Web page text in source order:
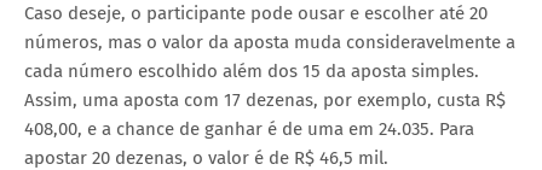
Caso deseje, o participante pode ousar e escolher até 20
números, mas o valor da aposta muda consideravelmente a
cada número escolhido além dos 15 da aposta simples.
Assim, uma aposta com 17 dezenas, por exemplo, custa R$
408,00, e a chance de ganhar é de uma em 24.035. Para
apostar 20 dezenas, o valor é de R$ 46,5 mil.